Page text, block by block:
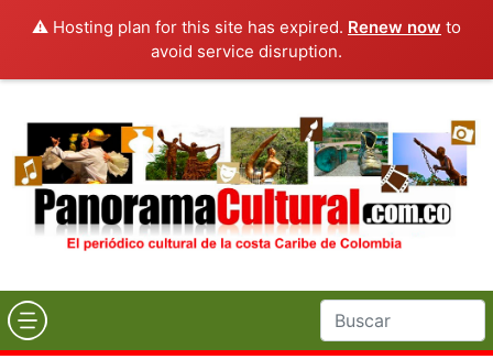
⚠️ Hosting plan for this site has expired. Renew now to
avoid service disruption.